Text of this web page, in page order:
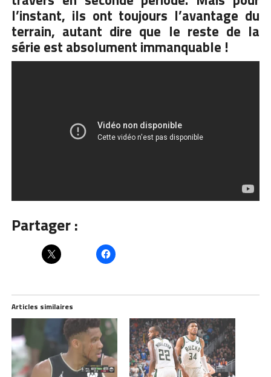
l’instant, ils ont toujours l’avantage du
terrain, autant dire que le reste de la
série est absolument immanquable !
Partager :
Articles similaires